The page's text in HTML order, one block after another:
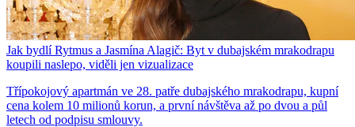
Jak bydlí Rytmus a Jasmína Alagič: Byt v dubajském mrakodrapu
koupili naslepo, viděli jen vizualizace
Třípokojový apartmán ve 28. patře dubajského mrakodrapu, kupní
cena kolem 10 milionů korun, a první návštěva až po dvou a půl
letech od podpisu smlouvy.